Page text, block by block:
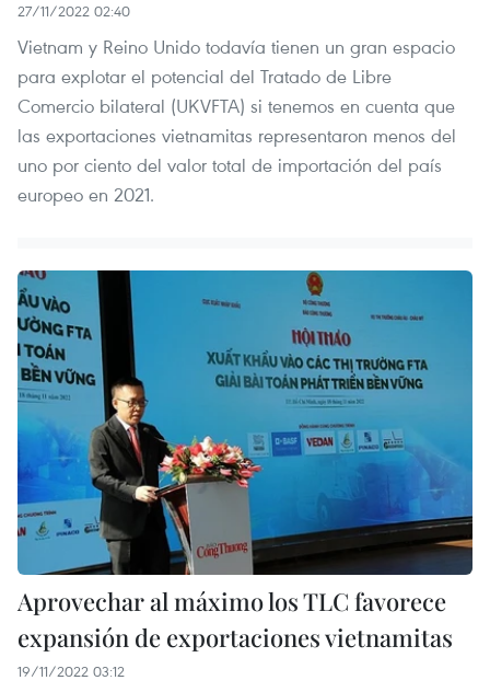
27/11/2022 02:40
Vietnam y Reino Unido todavía tienen un gran espacio
para explotar el potencial del Tratado de Libre
Comercio bilateral (UKVFTA) si tenemos en cuenta que
las exportaciones vietnamitas representaron menos del
uno por ciento del valor total de importación del país
europeo en 2021.
Aprovechar al máximo los TLC favorece
expansión de exportaciones vietnamitas
19/11/2022 03:12